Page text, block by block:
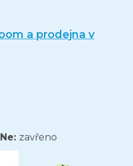
a prodejna v
zavřeno